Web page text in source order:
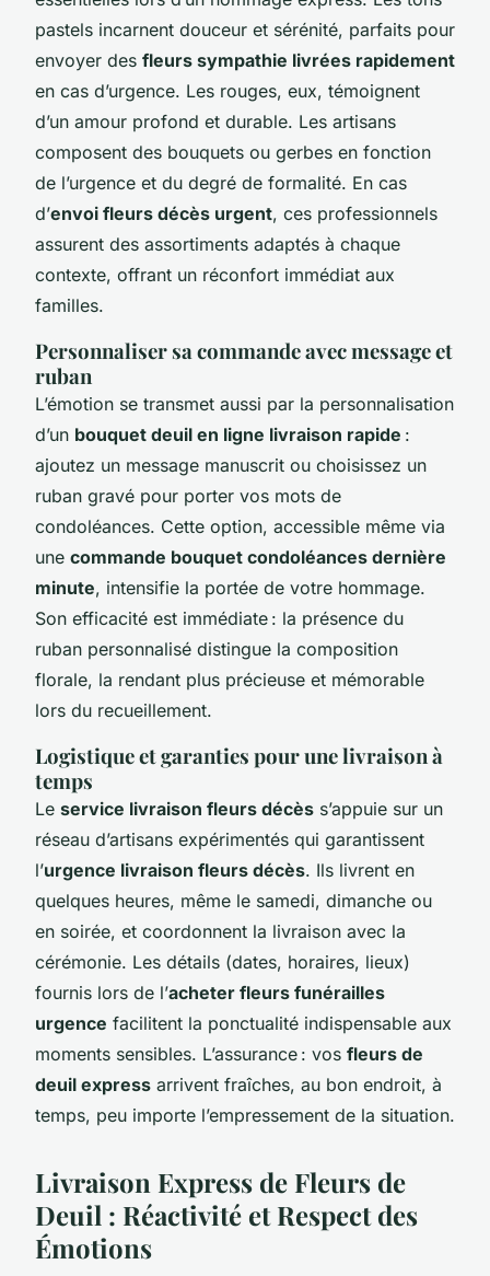
pastels incarnent douceur et sérénité, parfaits pour
envoyer des fleurs sympathie livrées rapidement
en cas d’urgence. Les rouges, eux, témoignent
d’un amour profond et durable. Les artisans
composent des bouquets ou gerbes en fonction
de l’urgence et du degré de formalité. En cas
d’envoi fleurs décès urgent, ces professionnels
assurent des assortiments adaptés à chaque
contexte, offrant un réconfort immédiat aux
familles.
Personnaliser sa commande avec message et
ruban
L’émotion se transmet aussi par la personnalisation
d’un bouquet deuil en ligne livraison rapide :
ajoutez un message manuscrit ou choisissez un
ruban gravé pour porter vos mots de
condoléances. Cette option, accessible même via
une commande bouquet condoléances dernière
minute, intensifie la portée de votre hommage.
Son efficacité est immédiate : la présence du
ruban personnalisé distingue la composition
florale, la rendant plus précieuse et mémorable
lors du recueillement.
Logistique et garanties pour une livraison à
temps
Le service livraison fleurs décès s’appuie sur un
réseau d’artisans expérimentés qui garantissent
l’urgence livraison fleurs décès. Ils livrent en
quelques heures, même le samedi, dimanche ou
en soirée, et coordonnent la livraison avec la
cérémonie. Les détails (dates, horaires, lieux)
fournis lors de l’acheter fleurs funérailles
urgence facilitent la ponctualité indispensable aux
moments sensibles. L’assurance : vos fleurs de
deuil express arrivent fraîches, au bon endroit, à
temps, peu importe l’empressement de la situation.
Livraison Express de Fleurs de
Deuil : Réactivité et Respect des
Émotions